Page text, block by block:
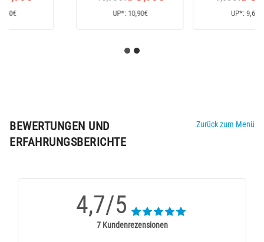
BEWERTUNGEN UND
ERFAHRUNGSBERICHTE
Zurück zum Menü
4,7/5
7 Kundenrezensionen